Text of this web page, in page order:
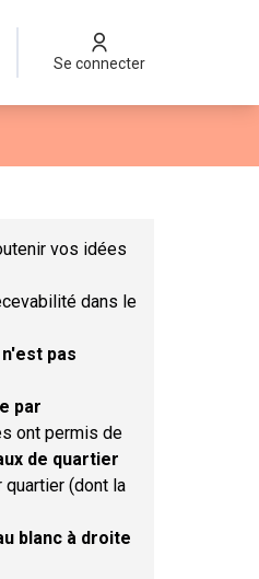
Se connecter
vos idées
dans le
pas
par
ont permis de
de quartier
(dont la
blanc à droite